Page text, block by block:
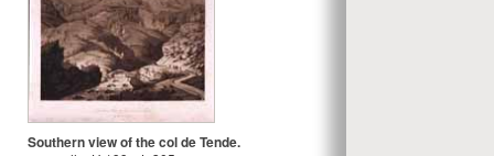
Southern view of the col de Tende.